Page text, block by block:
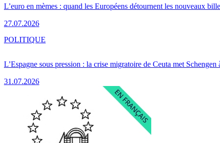
L’euro en mèmes : quand les Européens détournent les nouveaux
27.07.2026
L’Espagne sous pression : la crise migratoire de Ceuta met Schengen
31.07.2026
POLITIQUE